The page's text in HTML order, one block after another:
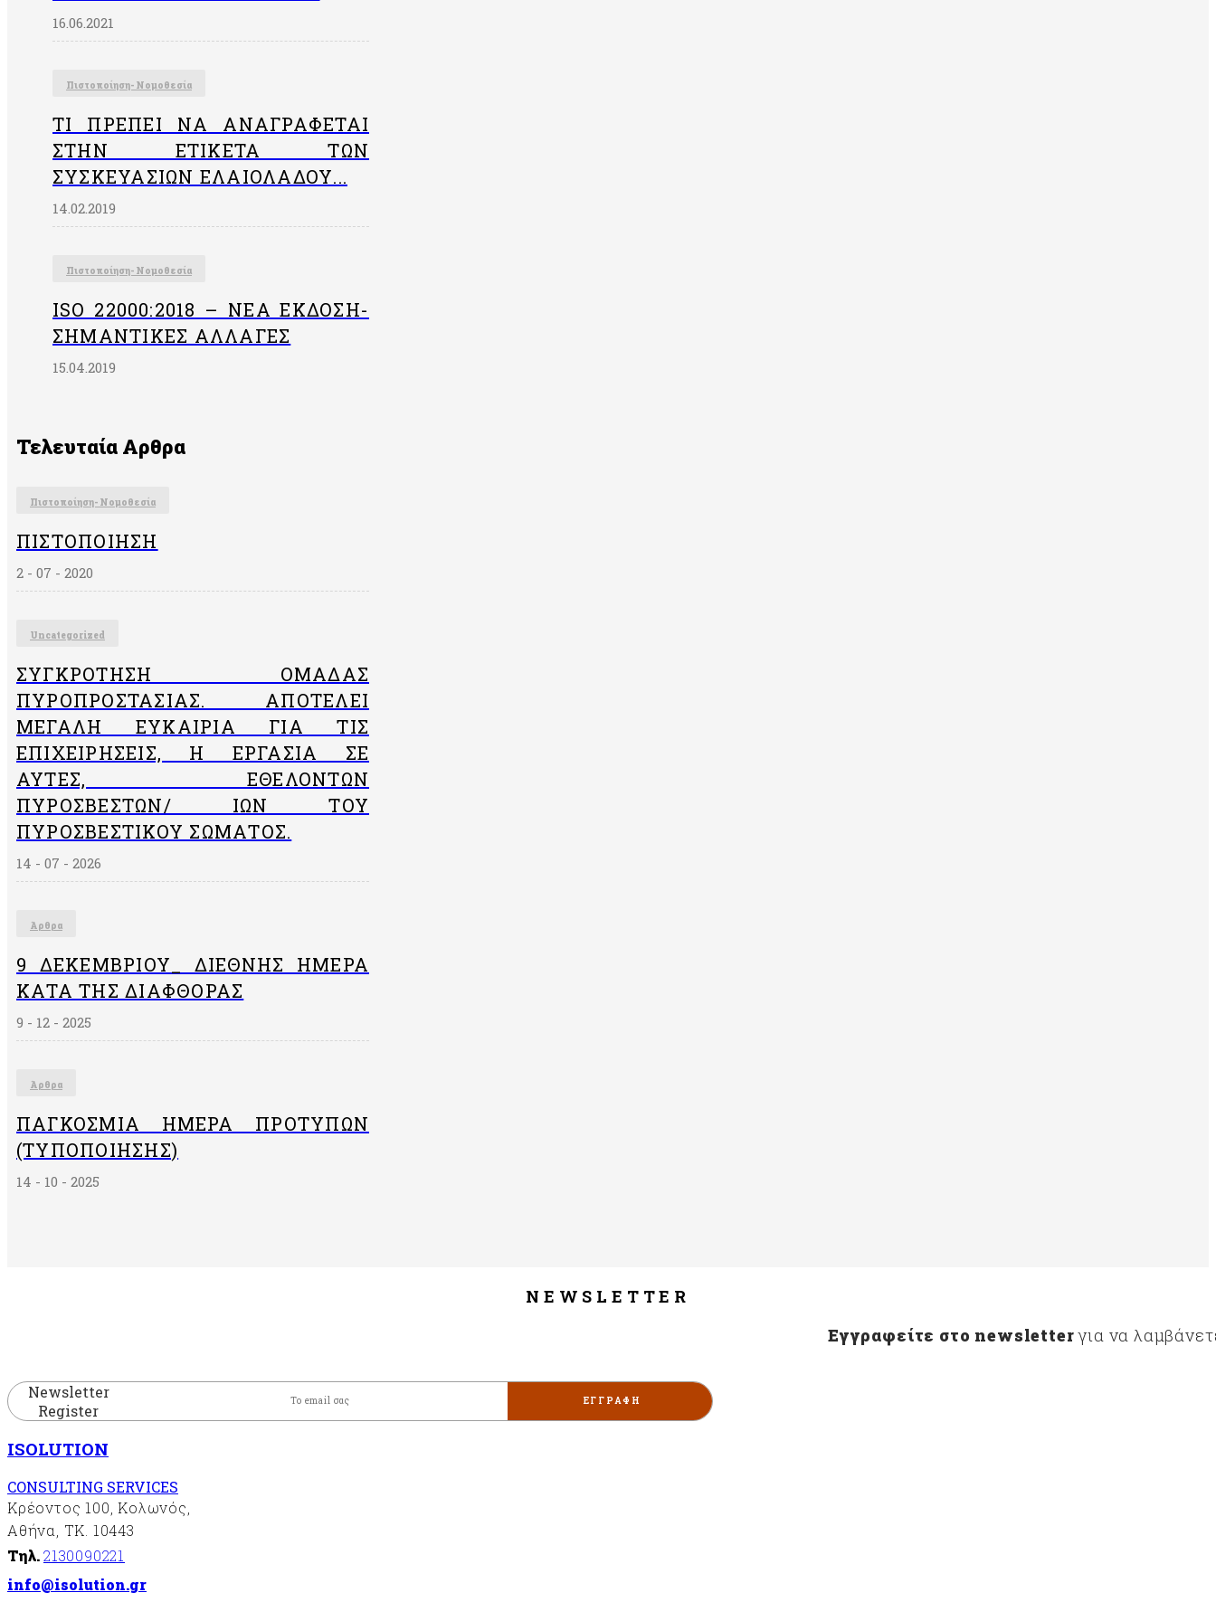
16.06.2021
Πιστοποίηση- Νομοθεσία
ΤΙ ΠΡΈΠΕΙ ΝΑ ΑΝΑΓΡΆΦΕΤΑΙ
ΣΤΗΝ EΤΙΚΈΤΑ ΤΩΝ
ΣΥΣΚΕΥΑΣΙΏΝ ΕΛΑΙΟΛΆΔΟΥ...
14.02.2019
Πιστοποίηση- Νομοθεσία
ISO 22000:2018 – ΝΈΑ ΈΚΔΟΣΗ-
ΣΗΜΑΝΤΙΚΈΣ ΑΛΛΑΓΈΣ
15.04.2019
Τελευταία Αρθρα
Πιστοποίηση- Νομοθεσία
ΠΙΣΤΟΠΟΊΗΣΗ
2 - 07 - 2020
Uncategorized
ΣΥΓΚΡΌΤΗΣΗ ΟΜΆΔΑΣ
ΠΥΡΟΠΡΟΣΤΑΣΊΑΣ. ΑΠΟΤΕΛΕΊ
ΜΕΓΆΛΗ ΕΥΚΑΙΡΊΑ ΓΙΑ ΤΙΣ
ΕΠΙΧΕΙΡΉΣΕΙΣ, Η ΕΡΓΑΣΊΑ ΣΕ
ΑΥΤΈΣ, ΕΘΕΛΟΝΤΏΝ
ΠΥΡΟΣΒΕΣΤΏΝ/ ΙΏΝ ΤΟΥ
ΠΥΡΟΣΒΕΣΤΙΚΟΎ ΣΏΜΑΤΟΣ.
14 - 07 - 2026
Άρθρα
9 ΔΕΚΕΜΒΡΙΟΥ_ ΔΙΕΘΝΗΣ ΗΜΕΡΑ
ΚΑΤΑ ΤΗΣ ΔΙΑΦΘΟΡΑΣ
9 - 12 - 2025
Άρθρα
ΠΑΓΚΌΣΜΙΑ ΗΜΈΡΑ ΠΡΟΤΎΠΩΝ
(ΤΥΠΟΠΟΊΗΣΗΣ)
14 - 10 - 2025
NEWSLETTER
Εγγραφείτε στο newsletterγια να
Newsletter
Register
ISOLUTION
CONSULTING SERVICES
Κρέοντος 100, Κολωνός,
Αθήνα, ΤΚ. 10443
Τηλ.2130090221
info@isolution.gr